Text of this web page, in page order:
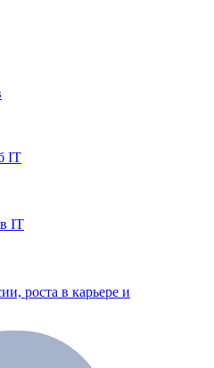
IT
IT
роста в карьере и